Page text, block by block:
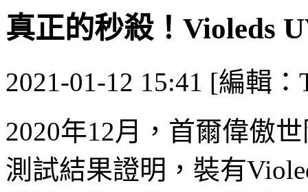
真正的秒殺！Violeds
2021-01-12 15:41 [編輯
2020年12月，首爾偉傲
測試結果證明，裝有